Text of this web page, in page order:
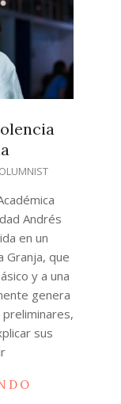
Andrés
en un
Granja, que
y a una
genera
sus